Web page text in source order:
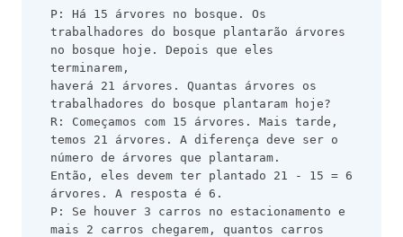
P: Há 15 árvores no bosque. Os
trabalhadores do bosque plantarão árvores
no bosque hoje. Depois que eles
terminarem,
haverá 21 árvores. Quantas árvores os
trabalhadores do bosque plantaram hoje?
R: Começamos com 15 árvores. Mais tarde,
temos 21 árvores. A diferença deve ser o
número de árvores que plantaram.
Então, eles devem ter plantado 21 - 15 = 6
árvores. A resposta é 6.
P: Se houver 3 carros no estacionamento e
mais 2 carros chegarem, quantos carros